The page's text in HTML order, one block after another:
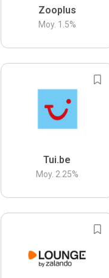
Zooplus
Moy. 1.5%
Tui.be
Moy. 2.25%